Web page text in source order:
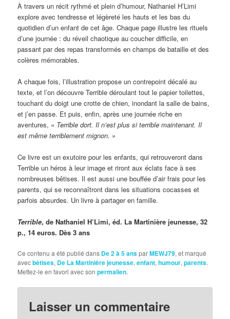
À travers un récit rythmé et plein d’humour, Nathaniel H’Limi
explore avec tendresse et légèreté les hauts et les bas du
quotidien d’un enfant de cet âge. Chaque page illustre les rituels
d’une journée : du réveil chaotique au coucher difficile, en
passant par des repas transformés en champs de bataille et des
colères mémorables.
A chaque fois, l’illustration propose un contrepoint décalé au
texte, et l’on découvre Terrible déroulant tout le papier toilettes,
touchant du doigt une crotte de chien, inondant la salle de bains,
et j’en passe. Et puis, enfin, après une journée riche en
aventures, « Terrible dort. Il n’est plus si terrible maintenant. Il
est même terriblement mignon. »
Ce livre est un exutoire pour les enfants, qui retrouveront dans
Terrible un héros à leur image et riront aux éclats face à ses
nombreuses bêtises. Il est aussi une bouffée d’air frais pour les
parents, qui se reconnaîtront dans les situations cocasses et
parfois absurdes. Un livre à partager en famille.
Terrible, de Nathaniel H’Limi, éd. La Martinière jeunesse, 32
p., 14 euros. Dès 3 ans
Ce contenu a été publié dans De 2 à 5 ansparMEWJ79, et marqué
avecbêtises, De La Martinière jeunesse,enfant,humour,parents.
Mettez-le en favori avec sonpermalien.
Laisser un commentaire